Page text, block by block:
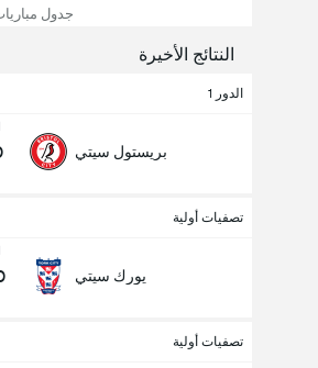
جدول
النتائج الأخيرة
الدور 1
بريستول سيتي
تصفيات أولية
يورك سيتي
تصفيات أولية